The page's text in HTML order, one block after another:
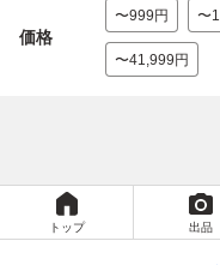
価格
〜999円 〜
〜41,999円
トップ 出品